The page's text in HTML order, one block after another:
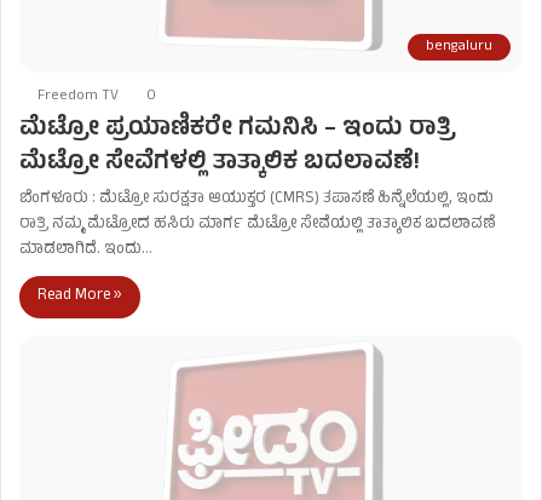
bengaluru
Freedom TV 0
ಮೆಟ್ರೋ ಪ್ರಯಾಣಿಕರೇ ಗಮನಿಸಿ – ಇಂದು ರಾತ್ರಿ
ಮೆಟ್ರೋ ಸೇವೆಗಳಲ್ಲಿ ತಾತ್ಕಾಲಿಕ ಬದಲಾವಣೆ!
ಬೆಂಗಳೂರು : ಮೆಟ್ರೋ ಸುರಕ್ಷತಾ ಆಯುಕ್ತರ (CMRS) ತಪಾಸಣೆ ಹಿನ್ನೆಲೆಯಲ್ಲಿ, ಇಂದು
ರಾತ್ರಿ ನಮ್ಮ ಮೆಟ್ರೋದ ಹಸಿರು ಮಾರ್ಗ ಮೆಟ್ರೋ ಸೇವೆಯಲ್ಲಿ ತಾತ್ಕಾಲಿಕ ಬದಲಾವಣೆ
ಮಾಡಲಾಗಿದೆ. ಇಂದು…
Read More »